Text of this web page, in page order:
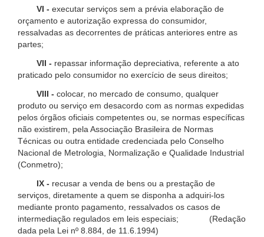
VI - executar serviços sem a prévia elaboração de
orçamento e autorização expressa do consumidor,
ressalvadas as decorrentes de práticas anteriores entre as
partes;
VII - repassar informação depreciativa, referente a ato
praticado pelo consumidor no exercício de seus direitos;
VIII - colocar, no mercado de consumo, qualquer
produto ou serviço em desacordo com as normas expedidas
pelos órgãos oficiais competentes ou, se normas específicas
não existirem, pela Associação Brasileira de Normas
Técnicas ou outra entidade credenciada pelo Conselho
Nacional de Metrologia, Normalização e Qualidade Industrial
(Conmetro);
IX - recusar a venda de bens ou a prestação de
serviços, diretamente a quem se disponha a adquiri-los
mediante pronto pagamento, ressalvados os casos de
intermediação regulados em leis especiais; (Redação
dada pela Lei nº 8.884, de 11.6.1994)